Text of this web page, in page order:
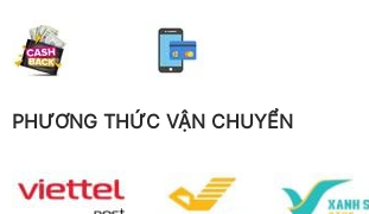
PHƯƠNG THỨC VẬN CHUYỂN